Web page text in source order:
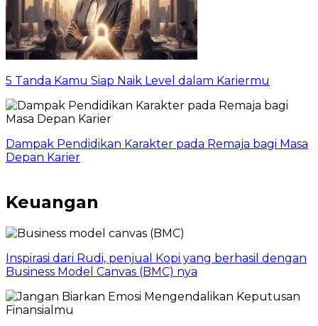
5 Tanda Kamu Siap Naik Level dalam Kariermu
Dampak Pendidikan Karakter pada Remaja bagi Masa
Depan Karier
Keuangan
Inspirasi dari Rudi, penjual Kopi yang berhasil dengan
Business Model Canvas (BMC) nya